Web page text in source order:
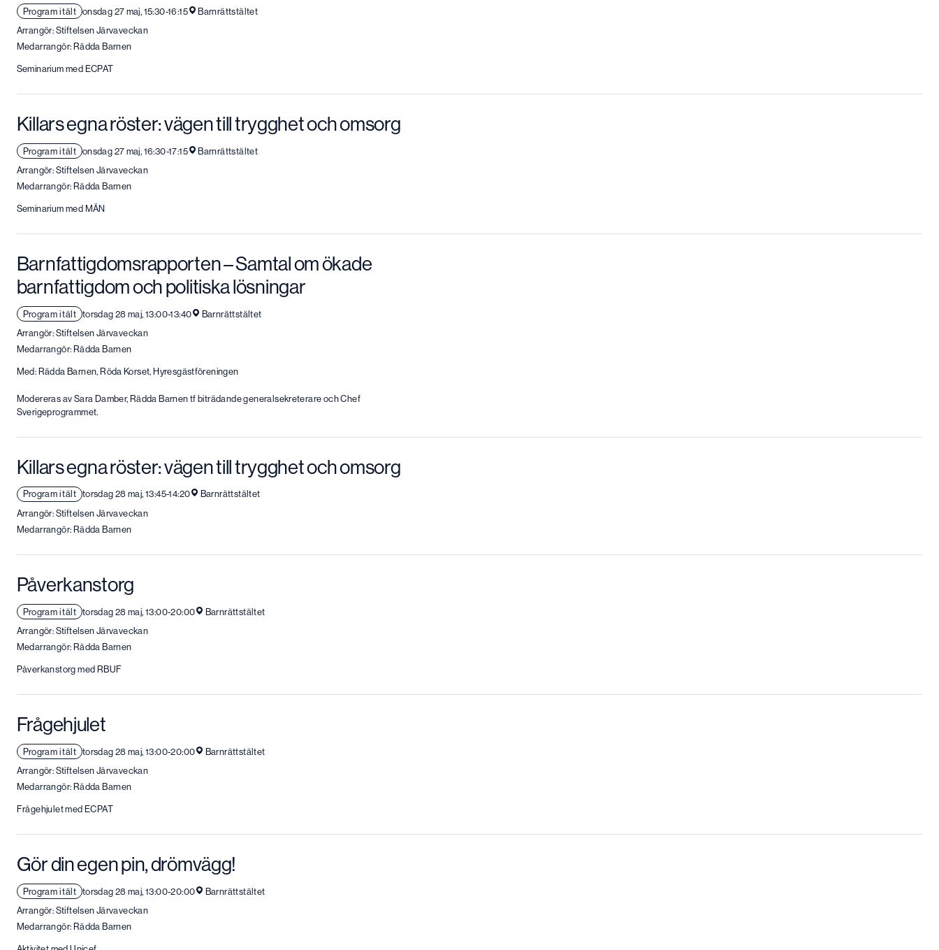
Program i tält onsdag 27 maj, 15:30-16:15
Barnrättstältet
Arrangör: Stiftelsen Järvaveckan
Medarrangör: Rädda Barnen
Seminarium med ECPAT
Killars egna röster: vägen till trygghet och omsorg
Program i tält onsdag 27 maj, 16:30-17:15
Barnrättstältet
Arrangör: Stiftelsen Järvaveckan
Medarrangör: Rädda Barnen
Seminarium med MÄN
Barnfattigdomsrapporten – Samtal om ökade
barnfattigdom och politiska lösningar
Program i tält torsdag 28 maj, 13:00-13:40
Barnrättstältet
Arrangör: Stiftelsen Järvaveckan
Medarrangör: Rädda Barnen
Med: Rädda Barnen, Röda Korset, Hyresgästföreningen
Modereras av Sara Damber, Rädda Barnen tf biträdande generalsekreterare och Chef
Sverigeprogrammet.
Killars egna röster: vägen till trygghet och omsorg
Program i tält torsdag 28 maj, 13:45-14:20
Barnrättstältet
Arrangör: Stiftelsen Järvaveckan
Medarrangör: Rädda Barnen
Påverkanstorg
Program i tält torsdag 28 maj, 13:00-20:00
Barnrättstältet
Arrangör: Stiftelsen Järvaveckan
Medarrangör: Rädda Barnen
Påverkanstorg med RBUF
Frågehjulet
Program i tält torsdag 28 maj, 13:00-20:00
Barnrättstältet
Arrangör: Stiftelsen Järvaveckan
Medarrangör: Rädda Barnen
Frågehjulet med ECPAT
Gör din egen pin, drömvägg!
Program i tält torsdag 28 maj, 13:00-20:00
Barnrättstältet
Arrangör: Stiftelsen Järvaveckan
Medarrangör: Rädda Barnen